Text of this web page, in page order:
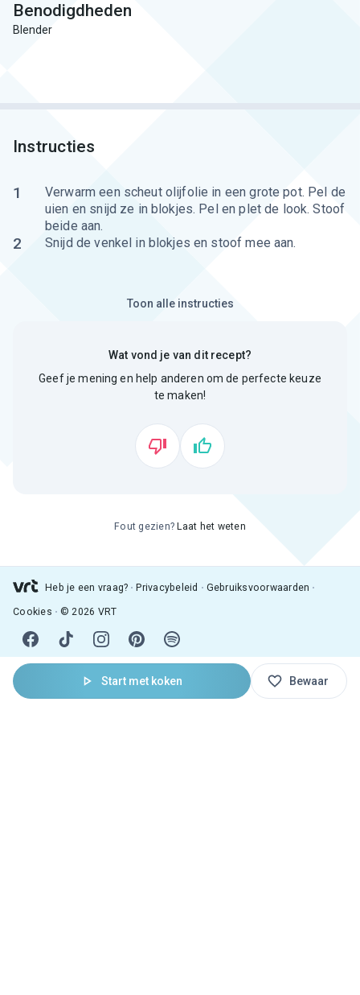
Start met koken Bewaar
Benodigdheden
Blender
Instructies
1
Verwarm een scheut olijfolie in een grote pot. Pel de
uien en snijd ze in blokjes. Pel en plet de look. Stoof
beide aan.
2 Snijd de venkel in blokjes en stoof mee aan.
Toon alle instructies
Wat vond je van dit recept?
Geef je mening en help anderen om de perfecte keuze
te maken!
Fout gezien? Laat het weten
Heb je een vraag? Privacybeleid Gebruiksvoorwaarden
Cookies © 2026 VRT